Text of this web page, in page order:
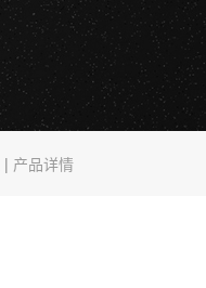
| 产品详情